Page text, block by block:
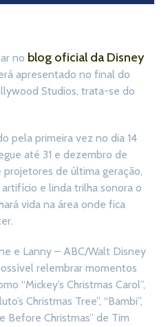
no blog oficial da Disney
apresentado no final do
Studios, trata-se do
pela primeira vez no dia 14
até 31 e dezembro de
de última geração,
e linda trilha sonora o
vida na área onde fica
e Lanny – ABC/Walt Disney
relembrar momentos
“Mickey’s Christmas Carol”,
Christmas Tree”, “Bambi”,
Before Christmas” de Tim